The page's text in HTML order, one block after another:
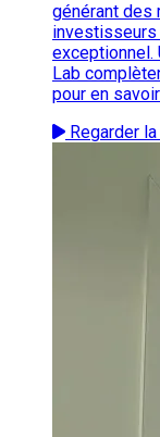
générant des
investisseurs
exceptionnel.
Lab
pour en
Regarder